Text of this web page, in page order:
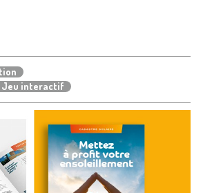
Jeu interactif